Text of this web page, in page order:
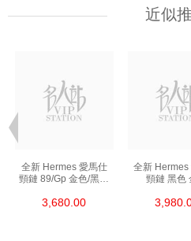
近似
全新 Hermes 愛馬仕
頸鏈 89/Gp 金色/黑色
3,680.00
全新 Hermes
頸鏈 黑色